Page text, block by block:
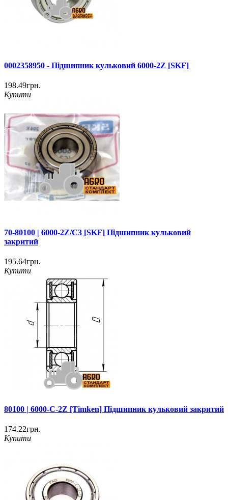
0002358950 - Підшипник кульковий 6000-2Z [SKF]
198.49грн.
Купити
70-80100 | 6000-2Z/C3 [SKF] Підшипник кульковий
закритий
195.64грн.
Купити
80100 | 6000-C-2Z [Timken] Підшипник кульковий закритий
174.22грн.
Купити